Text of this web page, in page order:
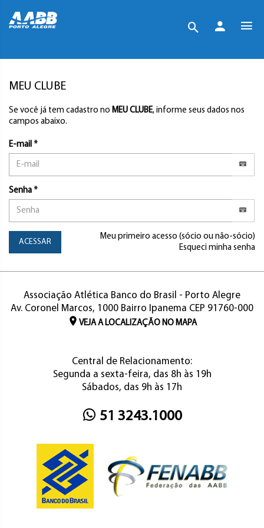
MEU CLUBE
Se você já tem cadastro no MEU CLUBE, informe seus dados nos
campos abaixo.
E-mail *
Senha *
ACESSAR
Meu primeiro acesso (sócio ou não-sócio)
Esqueci minha senha
Associação Atlética Banco do Brasil - Porto Alegre
Av. Coronel Marcos, 1000 Bairro Ipanema CEP 91760-000
VEJA A LOCALIZAÇÃO NO MAPA
Central de Relacionamento:
Segunda a sexta-feira, das 8h às 19h
Sábados, das 9h às 17h
51 3243.1000